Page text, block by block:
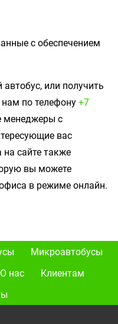
с обеспечением
или получить
по телефону+7
менеджеры с
вас
сайте также
вы можете
в режиме онлайн.
Микроавтобусы
О нас
Клиентам